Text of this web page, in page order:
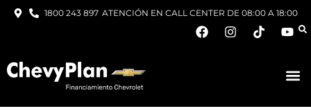
1800 243 897 ATENCIÓN EN CALL CENTER DE 08:00 A 18:00